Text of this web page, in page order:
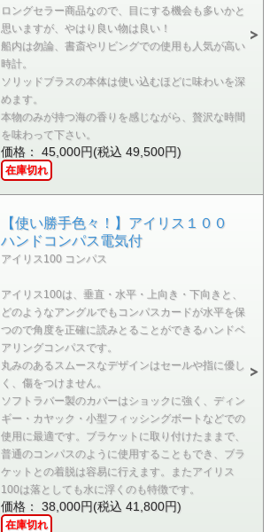
ロングセラー商品なので、目にする機会も多いかと
思いますが、やはり良い物は良い！
船内は勿論、書斎やリビングでの使用も人気が高い
時計。
ソリッドブラスの本体は使い込むほどに味わいを深
めます。
本物のみが持つ海の香りを感じながら、贅沢な時間
を味わって下さい。
価格： 45,000円(税込 49,500円)
在庫切れ
【使い勝手色々！】アイリス１００
ハンドコンパス電気付
アイリス100 コンパス
アイリス100は、垂直・水平・上向き・下向きと、
どのようなアングルでもコンパスカードが水平を保
つので角度を正確に読みとることができるハンドベ
アリングコンパスです。
丸みのあるスムースなデザインはセールや指に優し
く、傷をつけません。
ソフトラバー製のカバーはショックに強く、ディン
ギー・カヤック・小型フィッシングボートなどでの
使用に最適です。ブラケットに取り付けたままで、
普通のコンパスのように使用することもでき、ブラ
ケットとの着脱は容易に行えます。またアイリス
100は落としても水に浮くのも特徴です。
価格： 38,000円(税込 41,800円)
在庫切れ